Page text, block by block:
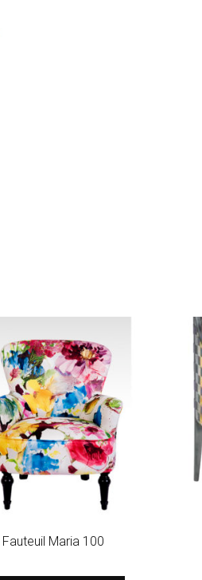
Fauteuil Maria 100